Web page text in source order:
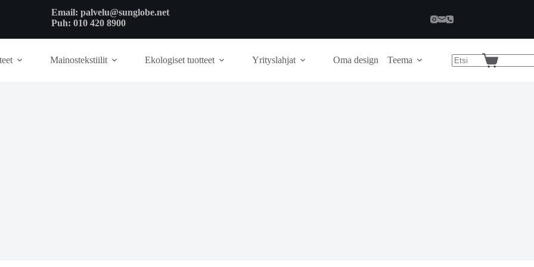
Email: palvelu@sunglobe.net
Puh: 010 420 8900
Mainostekstiilit Ekologiset tuotteet Yrityslahjat Oma design Teema
Shopping